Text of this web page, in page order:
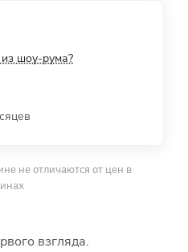
шоу-рума?
не отличаются от цен в
взгляда.